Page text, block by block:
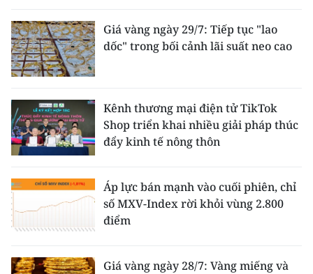
Giá vàng ngày 29/7: Tiếp tục "lao
dốc" trong bối cảnh lãi suất neo cao
Kênh thương mại điện tử TikTok
Shop triển khai nhiều giải pháp thúc
đẩy kinh tế nông thôn
Áp lực bán mạnh vào cuối phiên, chỉ
số MXV-Index rời khỏi vùng 2.800
điểm
Giá vàng ngày 28/7: Vàng miếng và